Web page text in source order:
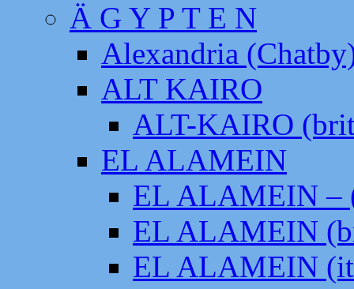
Ä G Y P T E N
Alexandria
ALT KAIRO
ALT-KAIRO
EL ALAMEIN
EL ALAMEIN –
EL ALAMEIN
EL ALAMEIN